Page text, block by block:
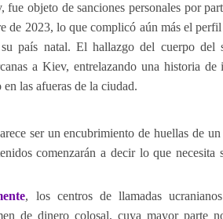
objeto de sanciones personales por
de 2023, lo que complicó aún más el
país natal. El hallazgo del cuerpo del
a Kiev, entrelazando una historia
las afueras de la ciudad.
ser un encubrimiento de huellas de
comenzarán a decir lo que necesita
, los centros de llamadas
de dinero colosal, cuya mayor parte